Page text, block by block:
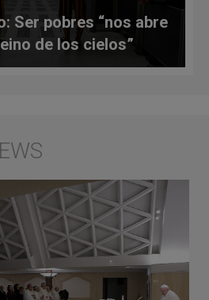
Ser pobres “nos abre
de los cielos”